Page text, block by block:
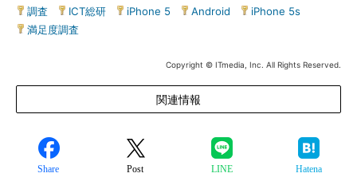
調査 ICT総研 iPhone 5 Android iPhone 5s
満足度調査
Copyright © ITmedia, Inc. All Rights Reserved.
関連情報
Share Post LINE Hatena